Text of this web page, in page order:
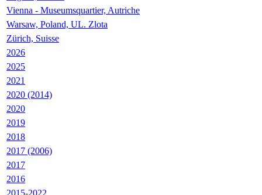
Vienna - Museumsquartier, Autriche
Warsaw, Poland, UL. Zlota
Zürich, Suisse
2026
2025
2021
2020 (2014)
2020
2019
2018
2017 (2006)
2017
2016
2015-2022